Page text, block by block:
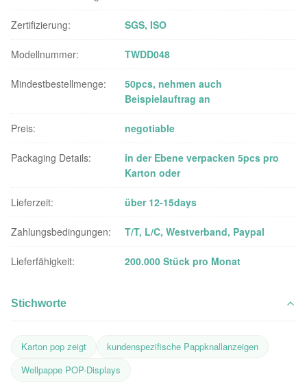
Zertifizierung: SGS, ISO
Modellnummer: TWDD048
Mindestbestellmenge:
50pcs, nehmen auch
Beispielauftrag an
Preis: negotiable
Packaging Details:
in der Ebene verpacken 5pcs pro
Karton oder
Lieferzeit: über 12-15days
Zahlungsbedingungen: T/T, L/C, Westverband, Paypal
Lieferfähigkeit: 200.000 Stück pro Monat
Stichworte
Karton pop zeigt
kundenspezifische Pappknallanzeigen
Wellpappe POP-Displays